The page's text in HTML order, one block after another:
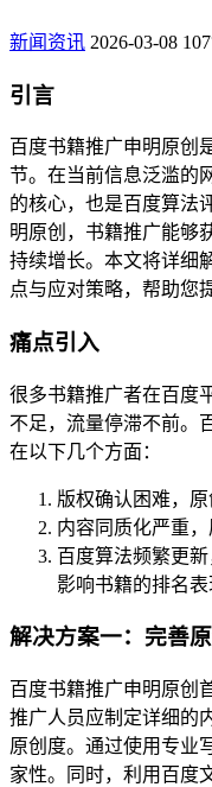
新闻资讯 2026-03-08
引言
百度书籍推广申明原创
节。在当前信息泛滥的
的核心，也是百度算法
明原创，书籍推广能够
持续增长。本文将详细
点与应对策略，帮助您
痛点引入
很多书籍推广者在百度
不足，流量停滞不前。
在以下几个方面：
版权确认困难，原
内容同质化严重，
百度算法频繁更
影响书籍的排名
解决方案一：完善
百度书籍推广申明原创
推广人员应制定详细的
原创度。通过使用专业
家性。同时，利用百度